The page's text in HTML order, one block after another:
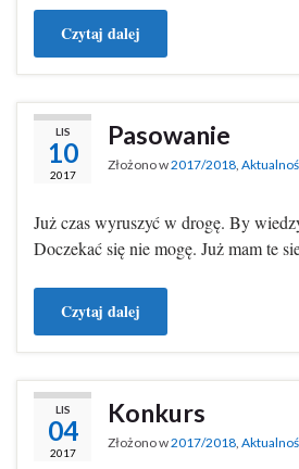
Czytaj dalej
LIS
10
2017
Pasowanie
Złożono w2017/2018
Już czas wyruszyć w drogę. By
Doczekać się nie mogę. Już mam te
Czytaj dalej
LIS
04
2017
Konkurs
Złożono w2017/2018